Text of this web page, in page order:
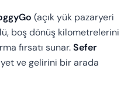
(açık yük pazaryeri
boş dönüş kilometrelerini
fırsatı sunar.Sefer
ve gelirini bir arada